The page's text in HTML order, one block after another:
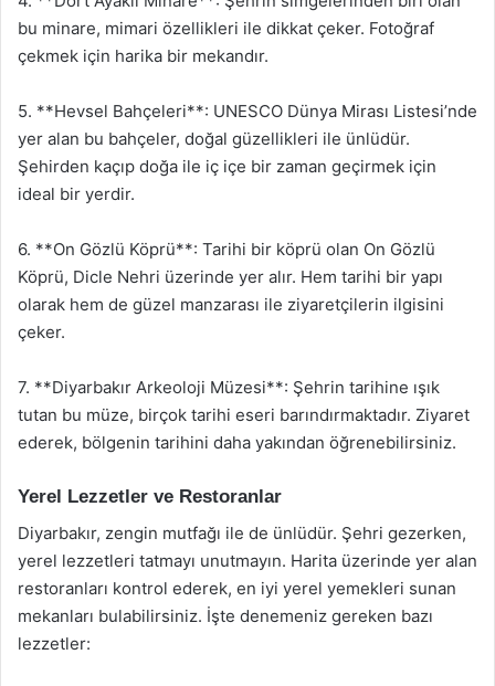
bu minare, mimari özellikleri ile dikkat çeker. Fotoğraf
çekmek için harika bir mekandır.
5. **Hevsel Bahçeleri**: UNESCO Dünya Mirası Listesi’nde
yer alan bu bahçeler, doğal güzellikleri ile ünlüdür.
Şehirden kaçıp doğa ile iç içe bir zaman geçirmek için
ideal bir yerdir.
6. **On Gözlü Köprü**: Tarihi bir köprü olan On Gözlü
Köprü, Dicle Nehri üzerinde yer alır. Hem tarihi bir yapı
olarak hem de güzel manzarası ile ziyaretçilerin ilgisini
çeker.
7. **Diyarbakır Arkeoloji Müzesi**: Şehrin tarihine ışık
tutan bu müze, birçok tarihi eseri barındırmaktadır. Ziyaret
ederek, bölgenin tarihini daha yakından öğrenebilirsiniz.
Yerel Lezzetler ve Restoranlar
Diyarbakır, zengin mutfağı ile de ünlüdür. Şehri gezerken,
yerel lezzetleri tatmayı unutmayın. Harita üzerinde yer alan
restoranları kontrol ederek, en iyi yerel yemekleri sunan
mekanları bulabilirsiniz. İşte denemeniz gereken bazı
lezzetler: